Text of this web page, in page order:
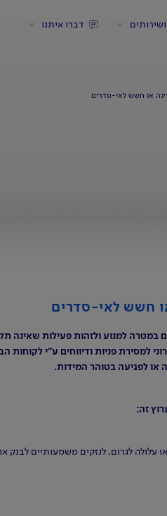
דברו איתנו
או חשש לאי-סדרים
חשש לאי-סדרים
במטרה למנוע ולזהות פעילות שאינה
למסירת פניות ודיווחים ע"י
לפגיעה בטוהר המידות.
זה:
עלולה לגרום, לנזקים משמעותיים לבנק